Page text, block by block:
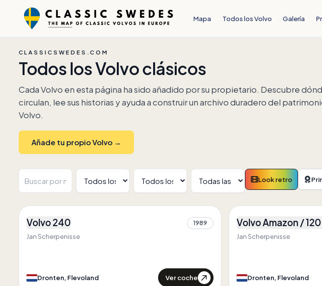
Mapa Todos los Volvo Galería
CLASSICSWEDES.COM
Todos los Volvo clásicos
Cada Volvo en esta página ha sido añadido por su propietario. Descubre
circulan, lee sus historias y ayuda a construir un archivo duradero del
Volvo.
Añade tu propio Volvo →
Look retro
Primero enFlevoland
Único en
Flevoland
0
Volvo 240
1989
Jan Scherpenisse
Dronten, Flevoland Ver coche
Primero enFlevoland
Único en
Flevoland
Volvo Amazon /
Jan Scherpenisse
Dronten, Flevoland